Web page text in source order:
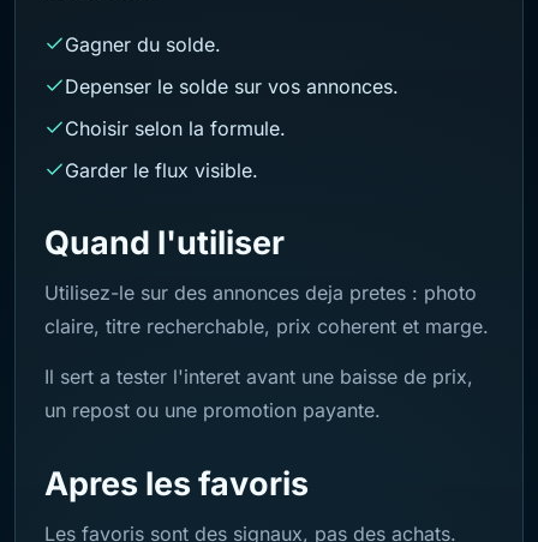
Gagner du solde.
Depenser le solde sur vos annonces.
Choisir selon la formule.
Garder le flux visible.
Quand l'utiliser
Utilisez-le sur des annonces deja pretes : photo
claire, titre recherchable, prix coherent et marge.
Il sert a tester l'interet avant une baisse de prix,
un repost ou une promotion payante.
Apres les favoris
Les favoris sont des signaux, pas des achats.